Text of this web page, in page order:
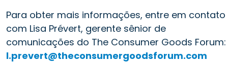
Para obter mais informações, entre em contato
com Lisa Prévert, gerente sênior de
comunicações do The Consumer Goods Forum:
l.prevert@theconsumergoodsforum.com